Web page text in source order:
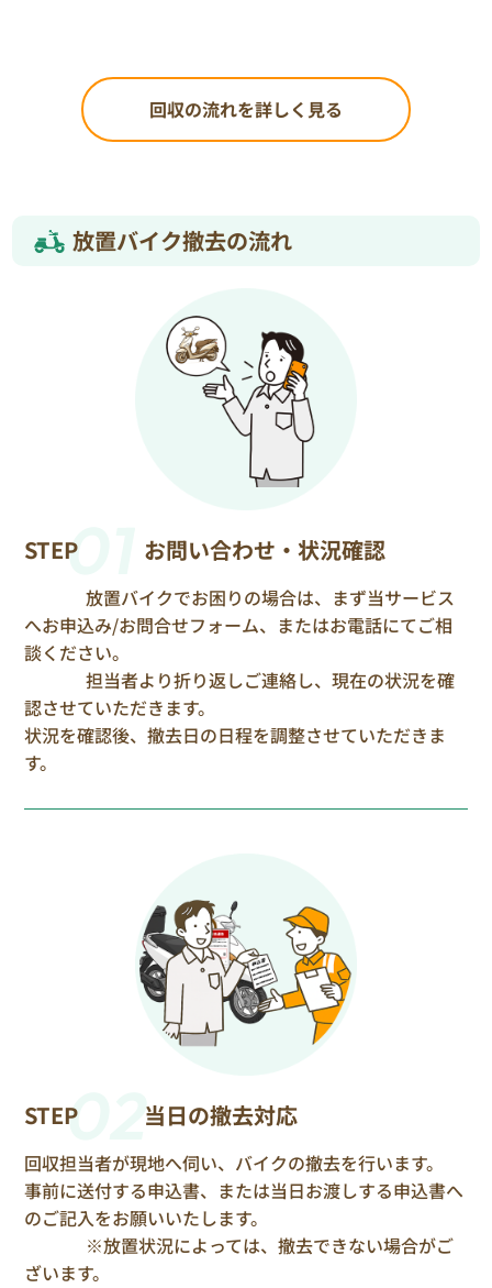
回収の流れを詳しく見る
放置バイク撤去の流れ
STEP01
お問い合わせ・状況確認
放置バイクでお困りの場合は、まず当サービス
へお申込み/お問合せフォーム、またはお電話にてご相
談ください。
担当者より折り返しご連絡し、現在の状況を確
認させていただきます。
状況を確認後、撤去日の日程を調整させていただきま
す。
STEP02
当日の撤去対応
回収担当者が現地へ伺い、バイクの撤去を行います。
事前に送付する申込書、または当日お渡しする申込書へ
のご記入をお願いいたします。
※放置状況によっては、撤去できない場合がご
ざいます。